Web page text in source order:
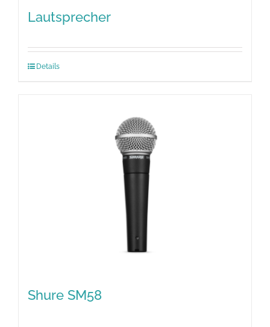
Lautsprecher
Details
Shure SM58